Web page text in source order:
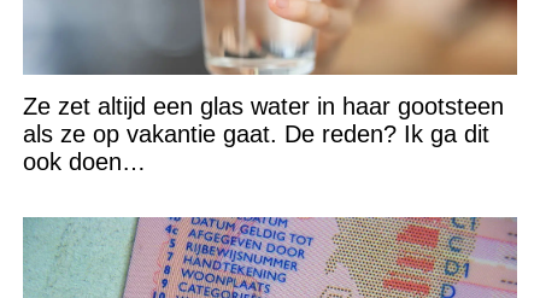
Ze zet altijd een glas water in haar gootsteen
als ze op vakantie gaat. De reden? Ik ga dit
ook doen…